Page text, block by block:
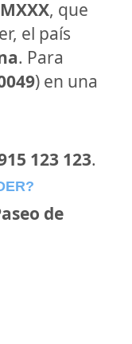
, que
el país
. Para
) en una
123 123.
de